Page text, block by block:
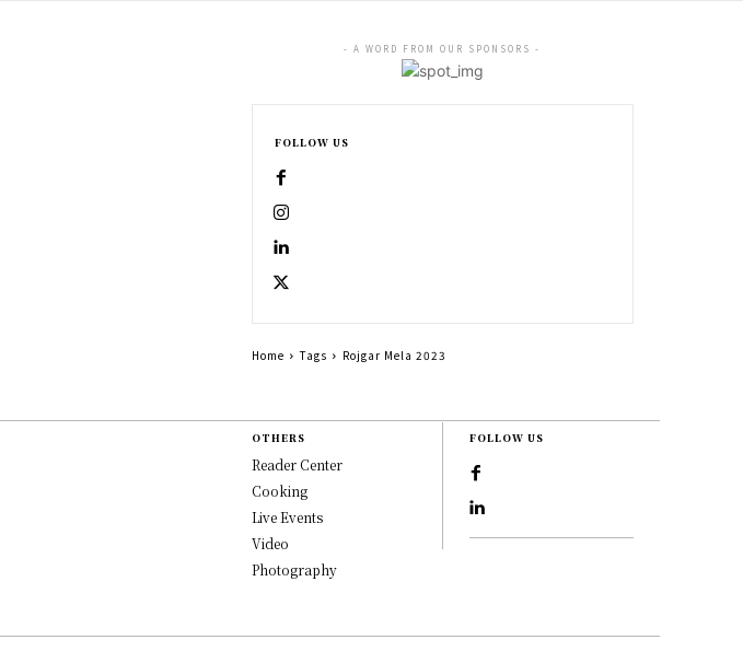
- A WORD FROM OUR SPONSORS -
FOLLOW US
Home Tags Rojgar Mela 2023
OTHERS
Reader Center
Cooking
Live Events
Video
Photography
FOLLOW US